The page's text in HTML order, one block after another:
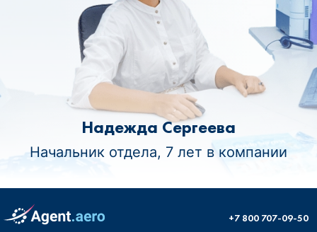
Надежда Сергеева
Начальник отдела, 7 лет в компании
+7 800 707-09-50